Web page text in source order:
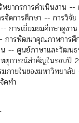
ยากรการดำเนินงาน --
จัดการศึกษา -- การวิจั
การเยี่ยมชมศึกษาดูงา
ารพัฒนาคุณภาพการศึ
-- ศูนย์ภาษาและวัฒน
ตุการณ์สำคัญในรอบปี
ภายในของมหาวิทยาลั
ดทำ